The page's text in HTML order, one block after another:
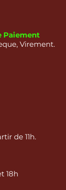
Paiement
Virement.
de 11h.
18h